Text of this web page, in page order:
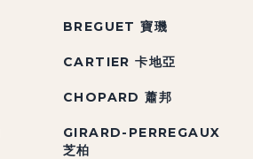
BREGUET 寶璣
CARTIER 卡地亞
CHOPARD 蕭邦
GIRARD-PERREGAUX
芝柏